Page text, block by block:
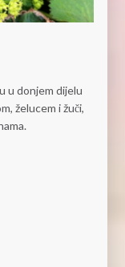
u donjem dijelu
želucem i žuči,